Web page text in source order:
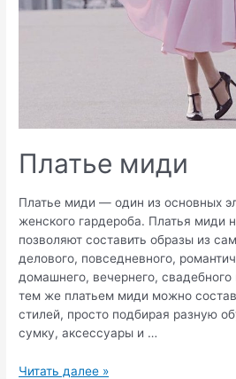
Платье миди
Платье миди — один из основных
женского гардероба. Платья миди
позволяют составить образы из
делового, повседневного,
домашнего, вечернего,
тем же платьем миди можно
стилей, просто подбирая разную
сумку, аксессуары и …
Платье
Читать далее »